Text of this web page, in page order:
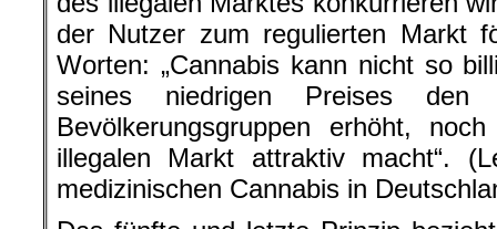
der Nutzer zum regulierten Markt
Worten: „Cannabis kann nicht so
seines niedrigen Preises den
Bevölkerungsgruppen erhöht,
illegalen Markt attraktiv macht“.
medizinischen Cannabis in